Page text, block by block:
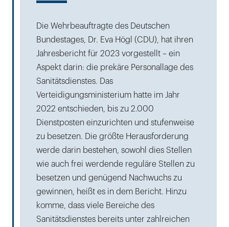
Die Wehrbeauftragte des Deutschen
Bundestages, Dr. Eva Högl (CDU), hat ihren
Jahresbericht für 2023 vorgestellt – ein
Aspekt darin: die prekäre Personallage des
Sanitätsdienstes. Das
Verteidigungsministerium hatte im Jahr
2022 entschieden, bis zu 2.000
Dienstposten einzurichten und stufenweise
zu besetzen. Die größte Herausforderung
werde darin bestehen, sowohl dies Stellen
wie auch frei werdende reguläre Stellen zu
besetzen und genügend Nachwuchs zu
gewinnen, heißt es in dem Bericht. Hinzu
komme, dass viele Bereiche des
Sanitätsdienstes bereits unter zahlreichen